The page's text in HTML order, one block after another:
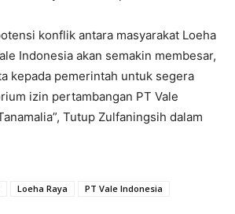
konflik antara masyarakat Loeha
Indonesia akan semakin membesar,
kepada pemerintah untuk segera
izin pertambangan PT Vale
Tutup Zulfaningsih dalam
Loeha Raya
PT Vale Indonesia